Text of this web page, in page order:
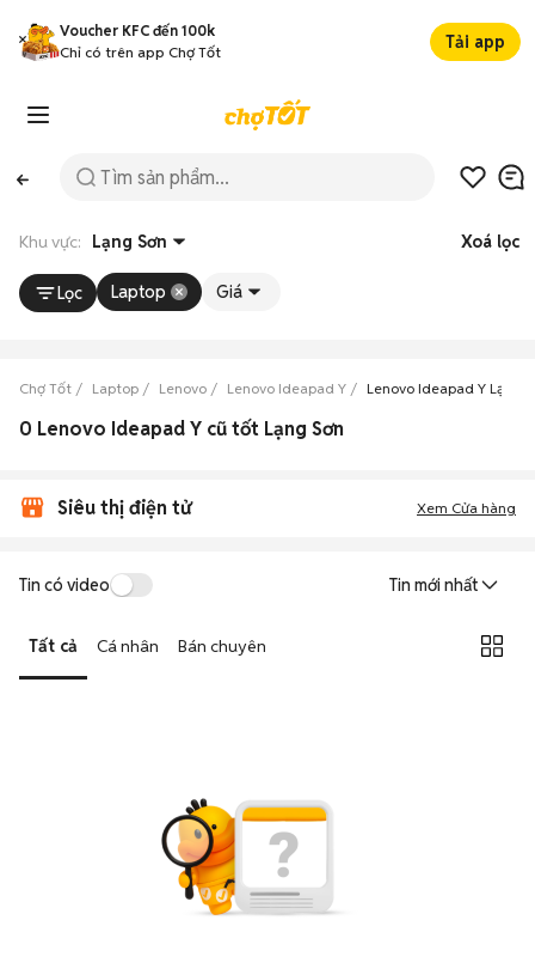
Voucher KFC đến 100k
Chỉ có trên app Chợ Tốt
Tải app
Khu vực: Lạng Sơn Xoá lọc
Lọc Laptop Giá
Chợ Tốt Laptop Lenovo Lenovo Ideapad Y Lenovo Ideapad Y Lạng
0 Lenovo Ideapad Y cũ tốt Lạng Sơn
Siêu thị điện tử Xem Cửa hàng
Tin có video Tin mới nhất
Tất cả Cá nhân Bán chuyên